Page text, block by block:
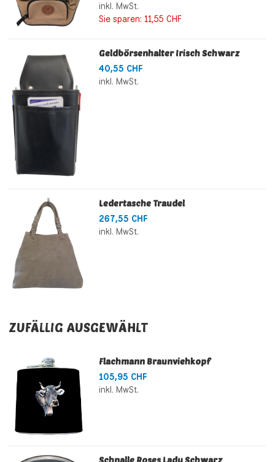
inkl. MwSt.
Sie sparen: 11,55 CHF
Geldbörsenhalter Irisch Schwarz
40,55 CHF
inkl. MwSt.
Ledertasche Traudel
267,55 CHF
inkl. MwSt.
ZUFÄLLIG AUSGEWÄHLT
Flachmann Braunviehkopf
105,95 CHF
inkl. MwSt.
Schnalle Roses Lady Schwarz